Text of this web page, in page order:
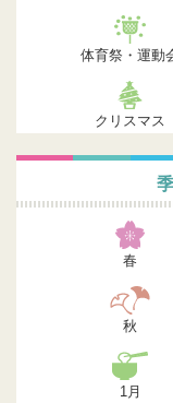
体育祭・運動
クリスマス
春
秋
1月